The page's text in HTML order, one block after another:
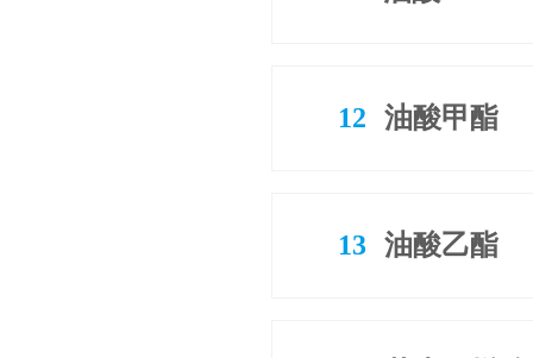
12 油酸甲酯
13 油酸乙酯